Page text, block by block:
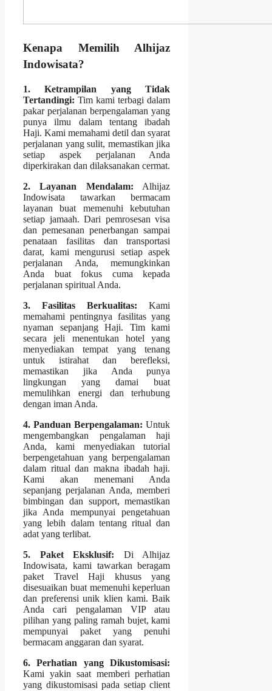
Kenapa Memilih Alhijaz
Indowisata?
1. Ketrampilan yang Tidak
Tertandingi: Tim kami terbagi dalam
pakar perjalanan berpengalaman yang
punya ilmu dalam tentang ibadah
Haji. Kami memahami detil dan syarat
perjalanan yang sulit, memastikan jika
setiap aspek perjalanan Anda
diperkirakan dan dilaksanakan cermat.
2. Layanan Mendalam: Alhijaz
Indowisata tawarkan bermacam
layanan buat memenuhi kebutuhan
setiap jamaah. Dari pemrosesan visa
dan pemesanan penerbangan sampai
penataan fasilitas dan transportasi
darat, kami mengurusi setiap aspek
perjalanan Anda, memungkinkan
Anda buat fokus cuma kepada
perjalanan spiritual Anda.
3. Fasilitas Berkualitas: Kami
memahami pentingnya fasilitas yang
nyaman sepanjang Haji. Tim kami
secara jeli menentukan hotel yang
menyediakan tempat yang tenang
untuk istirahat dan berefleksi,
memastikan jika Anda punya
lingkungan yang damai buat
memulihkan energi dan terhubung
dengan iman Anda.
4. Panduan Berpengalaman: Untuk
mengembangkan pengalaman haji
Anda, kami menyediakan tutorial
berpengetahuan yang berpengalaman
dalam ritual dan makna ibadah haji.
Kami akan menemani Anda
sepanjang perjalanan Anda, memberi
bimbingan dan support, memastikan
jika Anda mempunyai pengetahuan
yang lebih dalam tentang ritual dan
adat yang terlibat.
5. Paket Eksklusif: Di Alhijaz
Indowisata, kami tawarkan beragam
paket Travel Haji khusus yang
disesuaikan buat memenuhi keperluan
dan preferensi unik klien kami. Baik
Anda cari pengalaman VIP atau
pilihan yang paling ramah bujet, kami
mempunyai paket yang penuhi
bermacam anggaran dan syarat.
6. Perhatian yang Dikustomisasi:
Kami yakin saat memberi perhatian
yang dikustomisasi pada setiap client